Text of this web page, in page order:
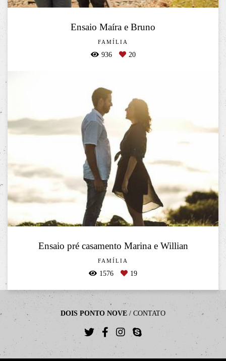
Ensaio Maíra e Bruno
FAMÍLIA
936 20
Ensaio pré casamento Marina e Willian
FAMÍLIA
1576 19
DOIS PONTO NOVE / CONTATO